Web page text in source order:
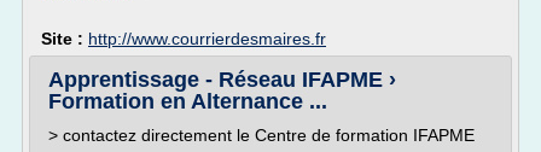
Site : http://www.courrierdesmaires.fr
Apprentissage - Réseau IFAPME ›
Formation en Alternance ...
> contactez directement le Centre de formation IFAPME